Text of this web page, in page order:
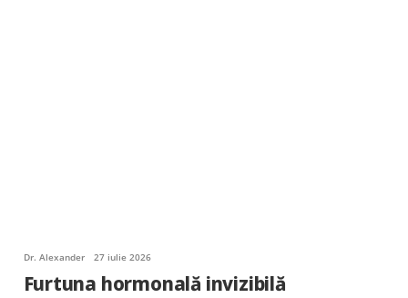
Dr. Alexander 27 iulie 2026
Furtuna hormonală invizibilă